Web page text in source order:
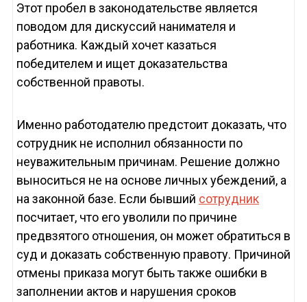
Этот пробел в законодательстве является
поводом для дискуссий нанимателя и
работника. Каждый хочет казаться
победителем и ищет доказательства
собственной правоты.
Именно работодателю предстоит доказать, что
сотрудник не исполнил обязанности по
неуважительным причинам. Решение должно
выноситься не на основе личных убеждений, а
на законной базе. Если бывший сотрудник
посчитает, что его уволили по причине
предвзятого отношения, он может обратиться в
суд и доказать собственную правоту. Причиной
отмены приказа могут быть также ошибки в
заполнении актов и нарушения сроков